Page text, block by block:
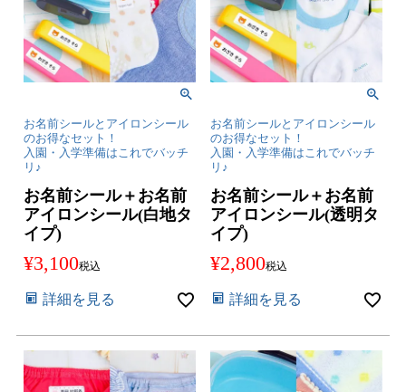
お名前シールとアイロンシール
のお得なセット！
入園・入学準備はこれでバッチ
リ♪
お名前シール＋お名前
アイロンシール(白地タ
イプ)
¥3,100税込
詳細を見る
お名前シールとアイロンシール
のお得なセット！
入園・入学準備はこれでバッチ
リ♪
お名前シール＋お名前
アイロンシール(透明タ
イプ)
¥2,800税込
詳細を見る